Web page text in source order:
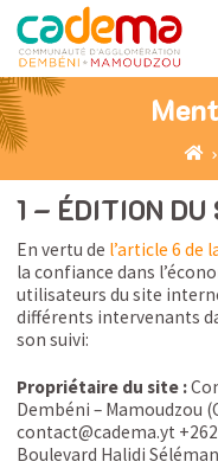
1 – ÉDITION DU
En vertu de l’article 6 de
la confiance dans
utilisateurs du site
différents intervenants
son suivi:
Propriétaire du site :
Dembéni – Mamoudzou
contact@cadema.yt +262
Boulevard Halidi